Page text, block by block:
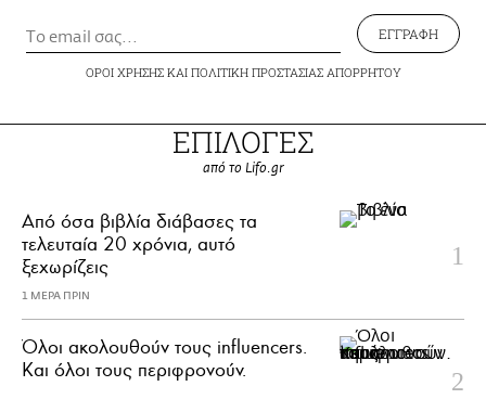
ΕΓΓΡΑΦΗ
ΟΡΟΙ ΧΡΗΣΗΣΚΑΙ ΠΟΛΙΤΙΚΗ ΠΡΟΣΤΑΣΙΑΣ ΑΠΟΡΡΗΤΟΥ
ΕΠΙΛΟΓΕΣ
από το Lifo.gr
Από όσα βιβλία διάβασες τα
τελευταία 20 χρόνια, αυτό
ξεχωρίζεις
1 ΜΕΡΑ ΠΡΙΝ
Όλοι ακολουθούν τους influencers.
Και όλοι τους περιφρονούν.